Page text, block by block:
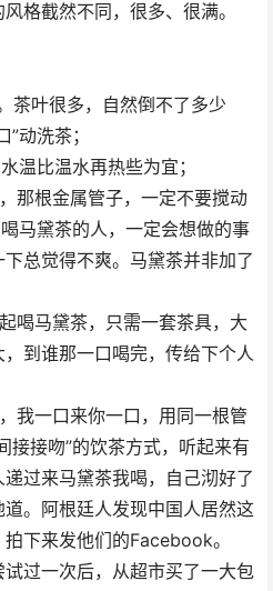
格截然不同，很多、很满。
茶叶很多，自然倒不了多少
动洗茶；
温比温水再热些为宜；
那根金属管子，一定不要搅动
马黛茶的人，一定会想做的事
总觉得不爽。马黛茶并非加了
喝马黛茶，只需一套茶具，大
到谁那一口喝完，传给下个人
我一口来你一口，用同一根管
接接吻”的饮茶方式，听起来有
过来马黛茶我喝，自己沏好了
。阿根廷人发现中国人居然这
下来发他们的Facebook。
过一次后，从超市买了一大包